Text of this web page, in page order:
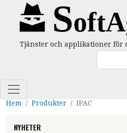
Hoppa till huvudinnehåll
Tjänster och applikationer för
Sök
Hem Produkter IPAC
NYHETER